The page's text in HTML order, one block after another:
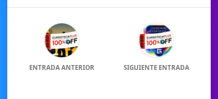
ENTRADA ANTERIOR SIGUIENTE ENTRADA